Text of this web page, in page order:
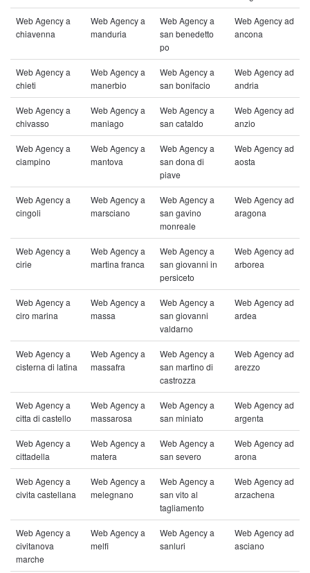
Web Agency a
chiavenna
Web Agency a
manduria
Web Agency a
san benedetto
po
Web Agency ad
ancona
Web Agency a
chieti
Web Agency a
manerbio
Web Agency a
san bonifacio
Web Agency ad
andria
Web Agency a
chivasso
Web Agency a
maniago
Web Agency a
san cataldo
Web Agency ad
anzio
Web Agency a
ciampino
Web Agency a
mantova
Web Agency a
san dona di
piave
Web Agency ad
aosta
Web Agency a
cingoli
Web Agency a
marsciano
Web Agency a
san gavino
monreale
Web Agency ad
aragona
Web Agency a
cirie
Web Agency a
martina franca
Web Agency a
san giovanni in
persiceto
Web Agency ad
arborea
Web Agency a
ciro marina
Web Agency a
massa
Web Agency a
san giovanni
valdarno
Web Agency ad
ardea
Web Agency a
cisterna di latina
Web Agency a
massafra
Web Agency a
san martino di
castrozza
Web Agency ad
arezzo
Web Agency a
citta di castello
Web Agency a
massarosa
Web Agency a
san miniato
Web Agency ad
argenta
Web Agency a
cittadella
Web Agency a
matera
Web Agency a
san severo
Web Agency ad
arona
Web Agency a
civita castellana
Web Agency a
melegnano
Web Agency a
san vito al
tagliamento
Web Agency ad
arzachena
Web Agency a
civitanova
marche
Web Agency a
melfi
Web Agency a
sanluri
Web Agency ad
asciano